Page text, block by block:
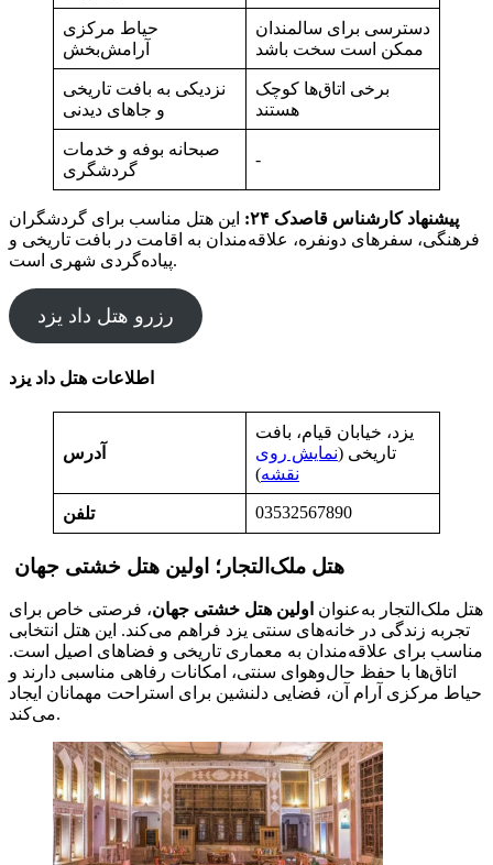
حیاط مرکزی
آرامش‌بخش
دسترسی برای سالمندان
ممکن است سخت باشد
نزدیکی به بافت تاریخی
و جاهای دیدنی
برخی اتاق‌ها کوچک
هستند
صبحانه بوفه و خدمات
گردشگری
-
پیشنهاد کارشناس قاصدک ۲۴:
این هتل مناسب برای گردشگران
فرهنگی، سفرهای دونفره، علاقه‌مندان به اقامت در بافت تاریخی و
پیاده‌گردی شهری است.
رزرو هتل داد یزد
اطلاعات هتل داد یزد
آدرس
یزد، خیابان قیام، بافت
تاریخی (نمایش روی
نقشه)
تلفن 03532567890
هتل ملک‌التجار؛ اولین هتل خشتی جهان
هتل ملک‌التجار به‌عنوان اولین هتل خشتی جهان، فرصتی خاص برای
تجربه زندگی در خانه‌های سنتی یزد فراهم می‌کند. این هتل انتخابی
مناسب برای علاقه‌مندان به معماری تاریخی و فضاهای اصیل است.
اتاق‌ها با حفظ حال‌وهوای سنتی، امکانات رفاهی مناسبی دارند و
حیاط مرکزی آرام آن، فضایی دلنشین برای استراحت مهمانان ایجاد
می‌کند.